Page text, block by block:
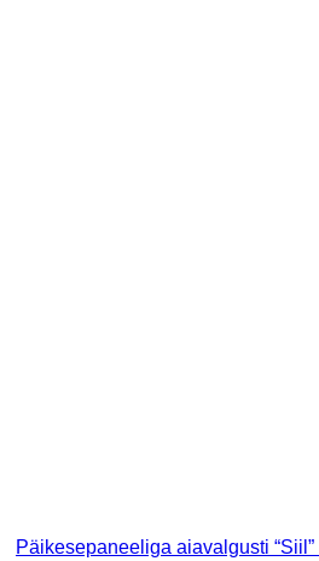
Päikesepaneeliga aiavalgusti